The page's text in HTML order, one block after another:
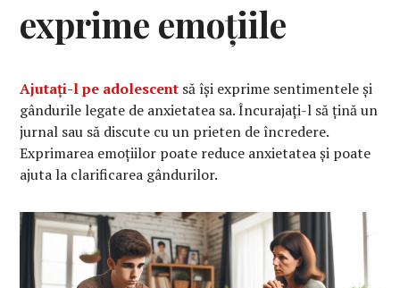
exprime emoțiile
Ajutați-l pe adolescent să își exprime sentimentele și
gândurile legate de anxietatea sa. Încurajați-l să țină un
jurnal sau să discute cu un prieten de încredere.
Exprimarea emoțiilor poate reduce anxietatea și poate
ajuta la clarificarea gândurilor.